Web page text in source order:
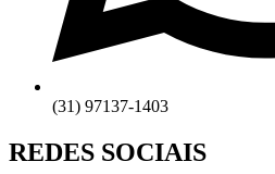
(31) 97137-1403
REDES SOCIAIS